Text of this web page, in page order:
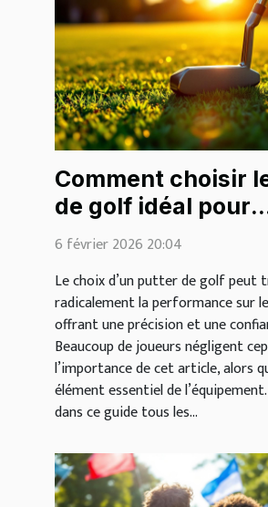
Comment choisir
de golf idéal pour
améliorer votre jeu
6 février 2026 20:04
Le choix d’un putter de golf peut
radicalement la performance sur
offrant une précision et une
Beaucoup de joueurs négligent
l’importance de cet article, alors
élément essentiel de
dans ce guide tous les...